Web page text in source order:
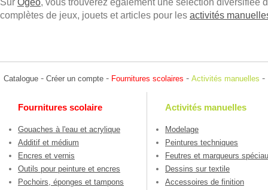
complètes de jeux, jouets et articles pour les activités
Catalogue - Créer un compte - Fournitures scolaires - Activités manuelles -
Fournitures scolaire
Gouaches à l'eau et acrylique
Additif et médium
Encres et vernis
Outils pour peinture et encres
Pochoirs, éponges et tampons
Activités manuelles
Modelage
Peintures techniques
Feutres et marqueurs
Dessins sur textile
Accessoires de finition